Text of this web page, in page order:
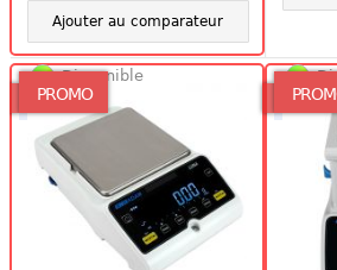
Ajouter au comparateur
PROMO
Disponible